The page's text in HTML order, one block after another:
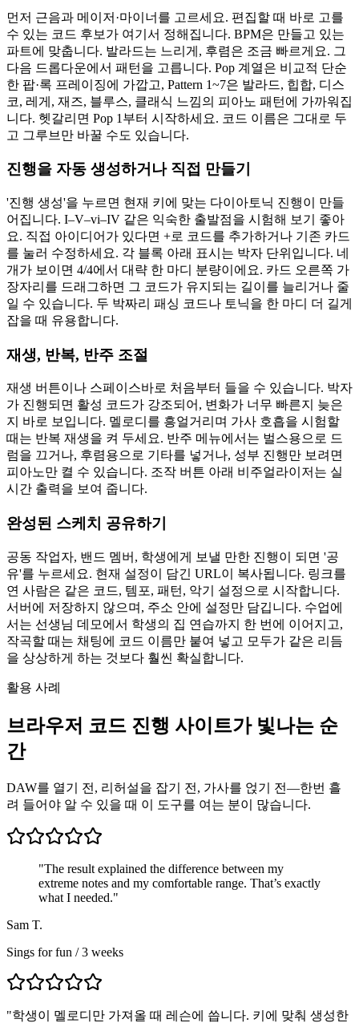
먼저 근음과 메이저·마이너를 고르세요. 편집할 때 바로 고를
수 있는 코드 후보가 여기서 정해집니다. BPM은 만들고 있는
파트에 맞춥니다. 발라드는 느리게, 후렴은 조금 빠르게요. 그
다음 드롭다운에서 패턴을 고릅니다. Pop 계열은 비교적 단순
한 팝·록 프레이징에 가깝고, Pattern 1~7은 발라드, 힙합, 디스
코, 레게, 재즈, 블루스, 클래식 느낌의 피아노 패턴에 가까워집
니다. 헷갈리면 Pop 1부터 시작하세요. 코드 이름은 그대로 두
고 그루브만 바꿀 수도 있습니다.
진행을 자동 생성하거나 직접 만들기
'진행 생성'을 누르면 현재 키에 맞는 다이아토닉 진행이 만들
어집니다. I–V–vi–IV 같은 익숙한 출발점을 시험해 보기 좋아
요. 직접 아이디어가 있다면 +로 코드를 추가하거나 기존 카드
를 눌러 수정하세요. 각 블록 아래 표시는 박자 단위입니다. 네
개가 보이면 4/4에서 대략 한 마디 분량이에요. 카드 오른쪽 가
장자리를 드래그하면 그 코드가 유지되는 길이를 늘리거나 줄
일 수 있습니다. 두 박짜리 패싱 코드나 토닉을 한 마디 더 길게
잡을 때 유용합니다.
재생, 반복, 반주 조절
재생 버튼이나 스페이스바로 처음부터 들을 수 있습니다. 박자
가 진행되면 활성 코드가 강조되어, 변화가 너무 빠른지 늦은
지 바로 보입니다. 멜로디를 흥얼거리며 가사 호흡을 시험할
때는 반복 재생을 켜 두세요. 반주 메뉴에서는 벌스용으로 드
럼을 끄거나, 후렴용으로 기타를 넣거나, 성부 진행만 보려면
피아노만 켤 수 있습니다. 조작 버튼 아래 비주얼라이저는 실
시간 출력을 보여 줍니다.
완성된 스케치 공유하기
공동 작업자, 밴드 멤버, 학생에게 보낼 만한 진행이 되면 '공
유'를 누르세요. 현재 설정이 담긴 URL이 복사됩니다. 링크를
연 사람은 같은 코드, 템포, 패턴, 악기 설정으로 시작합니다.
서버에 저장하지 않으며, 주소 안에 설정만 담깁니다. 수업에
서는 선생님 데모에서 학생의 집 연습까지 한 번에 이어지고,
작곡할 때는 채팅에 코드 이름만 붙여 넣고 모두가 같은 리듬
을 상상하게 하는 것보다 훨씬 확실합니다.
활용 사례
브라우저 코드 진행 사이트가 빛나는 순
간
DAW를 열기 전, 리허설을 잡기 전, 가사를 얹기 전—한번 흘
려 들어야 알 수 있을 때 이 도구를 여는 분이 많습니다.
"The result explained the difference between my
extreme notes and my comfortable range. That’s exactly
what I needed."
Sam T.
Sings for fun / 3 weeks
"학생이 멜로디만 가져올 때 레슨에 씁니다. 키에 맞춰 생성한